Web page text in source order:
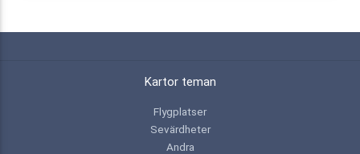
Kartor teman
Flygplatser
Sevärdheter
Andra